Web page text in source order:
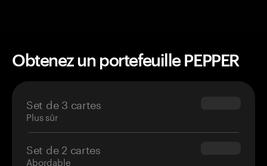
Obtenez un portefeuille PEPPER
Set de 3 cartes
Plus sûr
$69.90
Set de 2 cartes
Abordable
$54.90